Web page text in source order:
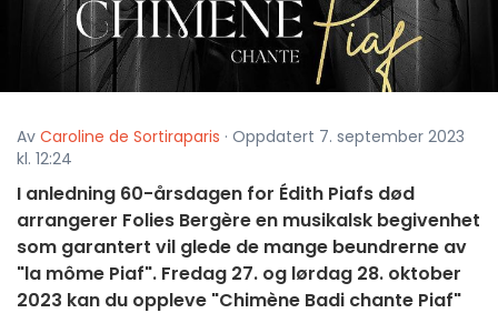
Av Caroline de Sortiraparis · Oppdatert 7. september 2023
kl. 12:24
I anledning 60-årsdagen for Édith Piafs død
arrangerer Folies Bergère en musikalsk begivenhet
som garantert vil glede de mange beundrerne av
"la môme Piaf". Fredag 27. og lørdag 28. oktober
2023 kan du oppleve "Chimène Badi chante Piaf"